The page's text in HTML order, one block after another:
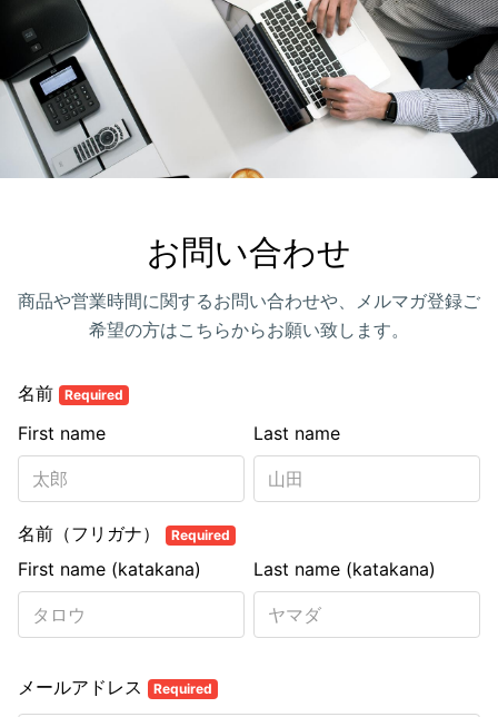
お問い合わせ
商品や営業時間に関するお問い合わせや、メルマガ登録ご
希望の方はこちらからお願い致します。
名前 Required
Last name
First name
名前（フリガナ） Required
Last name (katakana)
First name (katakana)
メールアドレス Required